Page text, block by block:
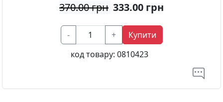
370.00 грн 333.00 грн
- +
Купити
код товару: 0810423